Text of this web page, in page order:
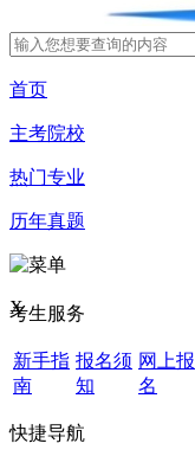
首页
主考院校
热门专业
历年真题
X
考生服务
新手指
南
报名须
知
网上报
名
快捷导航